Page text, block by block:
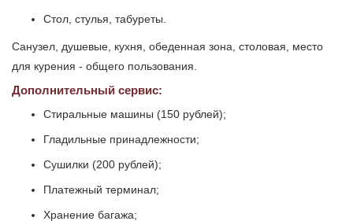
Стол, стулья, табуреты.
Санузел, душевые, кухня, обеденная зона, столовая, место
для курения - общего пользования.
Дополнительный сервис:
Стиральные машины (150 рублей);
Гладильные принадлежности;
Сушилки (200 рублей);
Платежный терминал;
Хранение багажа;